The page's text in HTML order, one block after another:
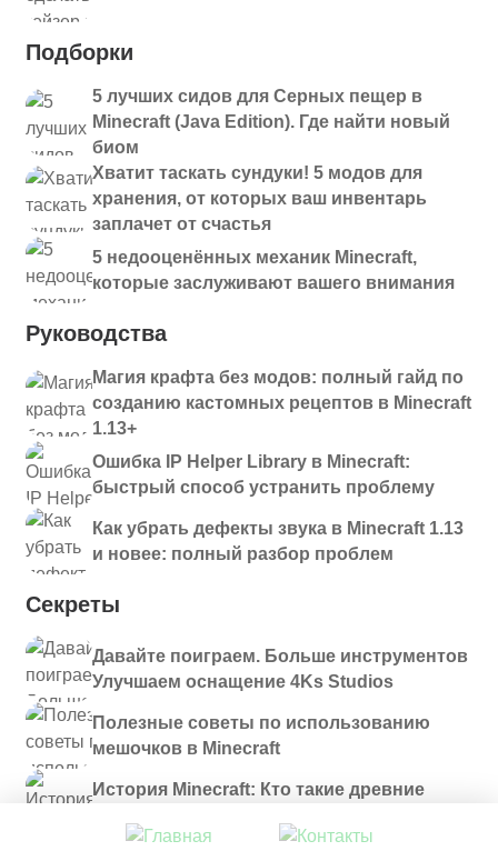
Подборки
5 лучших сидов для Серных пещер в
Minecraft (Java Edition). Где найти новый
биом
Хватит таскать сундуки! 5 модов для
хранения, от которых ваш инвентарь
заплачет от счастья
5 недооценённых механик Minecraft,
которые заслуживают вашего внимания
Руководства
Магия крафта без модов: полный гайд по
созданию кастомных рецептов в Minecraft
1.13+
Ошибка IP Helper Library в Minecraft:
быстрый способ устранить проблему
Как убрать дефекты звука в Minecraft 1.13
и новее: полный разбор проблем
Секреты
Давайте поиграем. Больше инструментов
Улучшаем оснащение 4Ks Studios
Полезные советы по использованию
мешочков в Minecraft
История Minecraft: Кто такие древние